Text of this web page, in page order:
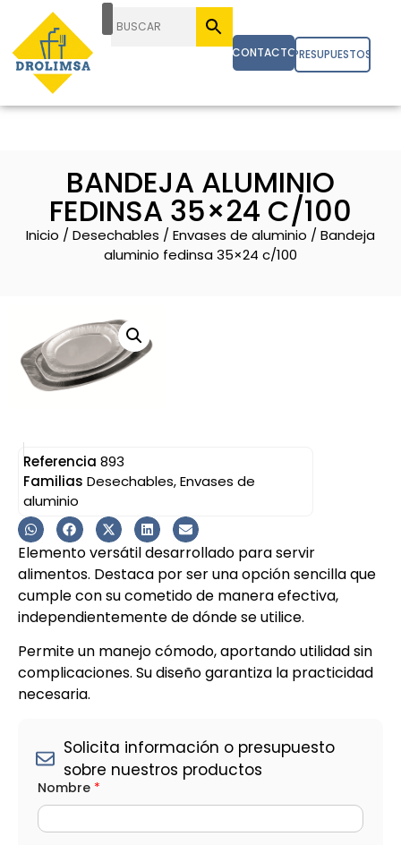
CONTACTOPRESUPUESTOS
BANDEJA ALUMINIO
FEDINSA 35×24 C/100
Inicio / Desechables / Envases de aluminio / Bandeja
aluminio fedinsa 35×24 c/100
Referencia 893
Familias Desechables,Envases de
aluminio
Elemento versátil desarrollado para servir
alimentos. Destaca por ser una opción sencilla que
cumple con su cometido de manera efectiva,
independientemente de dónde se utilice.
Permite un manejo cómodo, aportando utilidad sin
complicaciones. Su diseño garantiza la practicidad
necesaria.
Solicita información o presupuesto
sobre nuestros productos
M
e
s
Nombre *